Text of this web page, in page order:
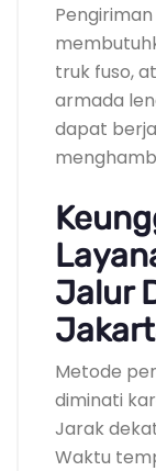
truk fuso,
armada
dapat
Jalur
Metode
diminati
Jarak
Waktu